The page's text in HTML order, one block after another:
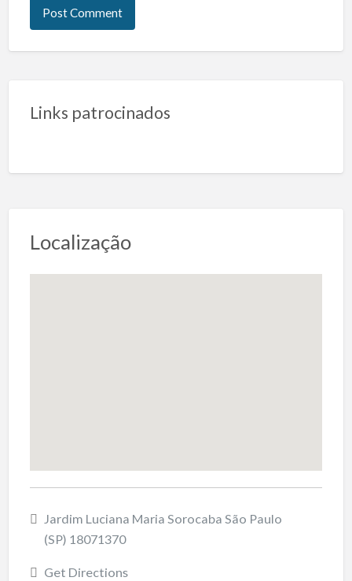
Links patrocinados
Localização
Jardim Luciana Maria Sorocaba São Paulo
(SP) 18071370
Get Directions